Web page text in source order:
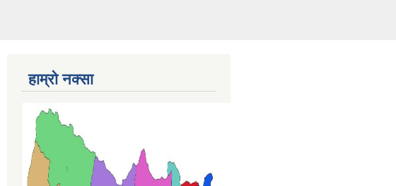
हाम्रो नक्सा